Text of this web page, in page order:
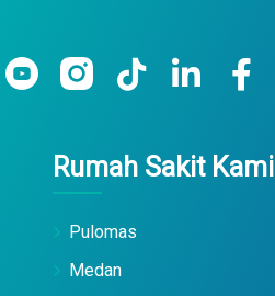
Rumah Sakit Kami
Pulomas
Medan